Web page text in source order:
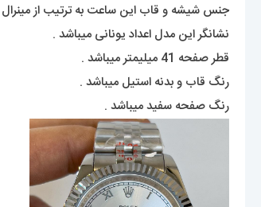
جنس شیشه و قاب این ساعت به ترتیب از
نشانگر این مدل اعداد یونانی میباشد .
قطر صفحه 41 میلیمتر میباشد .
رنگ قاب و بدنه استیل میباشد .
رنگ صفحه سفید میباشد .